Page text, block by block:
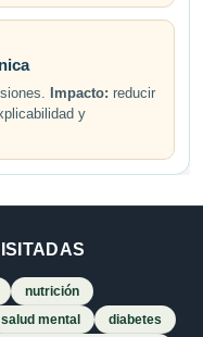
Impacto: reducir
y
nutrición
salud mental
diabetes